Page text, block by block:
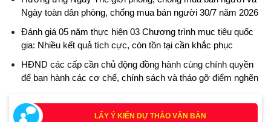
Ngày toàn dân phòng, chống mua bán người 30/7 năm 2026
Đánh giá 05 năm thực hiện 03 Chương trình mục tiêu quốc
gia: Nhiều kết quả tích cực, còn tồn tại cần khắc phục
HĐND các cấp cần chủ động đồng hành cùng chính quyền
để ban hành các cơ chế, chính sách và tháo gỡ điểm nghẽn
LẤY Ý KIẾN DỰ THẢO VĂN BẢN